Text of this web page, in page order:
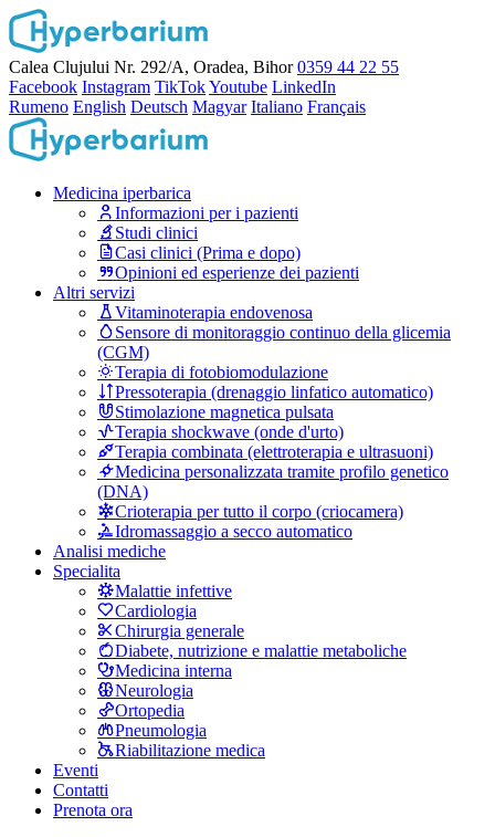
Calea Clujului Nr. 292/A, Oradea, Bihor 0359 44 22 55
Facebook Instagram TikTokYoutube LinkedIn
Rumeno English Deutsch Magyar Italiano Français
Medicina iperbarica
Informazioni per i pazienti
Studi clinici
Casi clinici (Prima e dopo)
Opinioni ed esperienze dei pazienti
Altri servizi
Vitaminoterapia endovenosa
Sensore di monitoraggio continuo della glicemia
(CGM)
Terapia di fotobiomodulazione
Pressoterapia (drenaggio linfatico automatico)
Stimolazione magnetica pulsata
Terapia shockwave (onde d'urto)
Terapia combinata (elettroterapia e ultrasuoni)
Medicina personalizzata tramite profilo genetico
(DNA)
Crioterapia per tutto il corpo (criocamera)
Idromassaggio a secco automatico
Analisi mediche
Specialita
Malattie infettive
Cardiologia
Chirurgia generale
Diabete, nutrizione e malattie metaboliche
Medicina interna
Neurologia
Ortopedia
Pneumologia
Riabilitazione medica
Eventi
Contatti
Prenota ora